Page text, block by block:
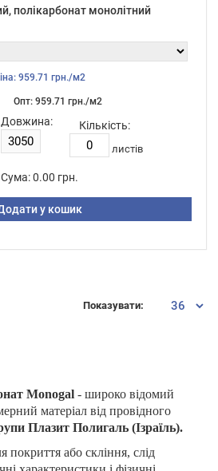
полікарбонат монолітний
959.71 грн./м2
Опт: 959.71 грн./м2
Довжина: Кількість:
листiв
Сума: 0.00 грн.
у кошик
Показувати:
Monogal - широко відомий
матеріал від провідного
Плазит Полигаль (Ізраїль).
покриття або скління, слід